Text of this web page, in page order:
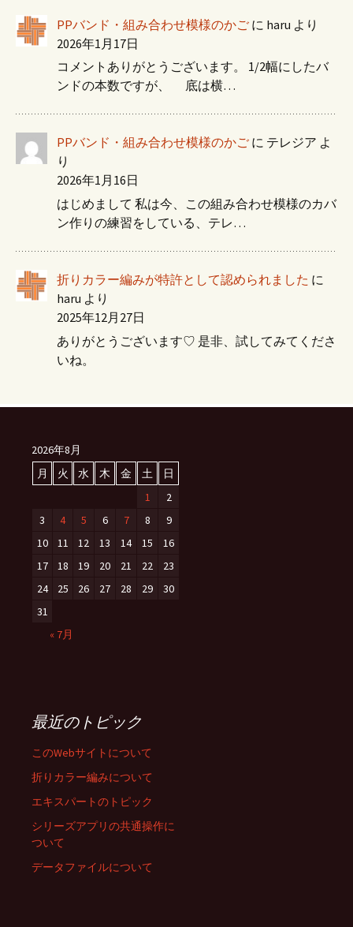
PPバンド・組み合わせ模様のかご に haru より
2026年1月17日
コメントありがとうございます。 1/2幅にしたバ
ンドの本数ですが、 底は横…
PPバンド・組み合わせ模様のかご に テレジア よ
り
2026年1月16日
はじめまして 私は今、この組み合わせ模様のカバ
ン作りの練習をしている、テレ…
折りカラー編みが特許として認められました に
haru より
2025年12月27日
ありがとうございます♡ 是非、試してみてくださ
いね。
2026年8月
月
火 水 木 金 土
日
1
2
3
4 5 6 7 8
9
10
11 12 13 14 15
16
17
18 19 20 21 22
23
24
25 26 27 28 29
30
31
« 7月
最近のトピック
このWebサイトについて
折りカラー編みについて
エキスパートのトピック
シリーズアプリの共通操作に
ついて
データファイルについて